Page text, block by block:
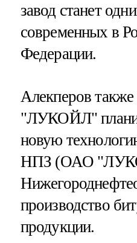
завод станет
современных в
Федерации.
Алекперов
"ЛУКОЙЛ"
новую
НПЗ (ОАО
производство
продукции.